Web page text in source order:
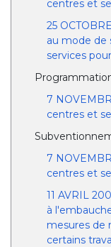
centres et
25
au mode
services
7
centres et
7
centres et
11 AVRIL
à
mesures de
certains